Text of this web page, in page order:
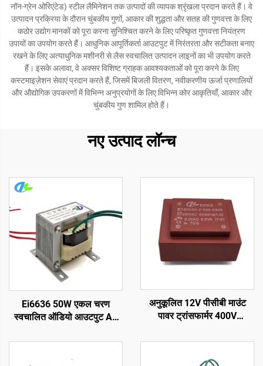
नॉन-ग्रेन ओरिएंटेड) स्टील लैमिनेशन तक उत्पादों की व्यापक श्रृंखला प्रदान करते हैं। वे
उत्पादन प्रक्रिया के दौरान चुंबकीय गुणों, आकार की शुद्धता और सतह की गुणवत्ता के लिए
कठोर उद्योग मानकों को पूरा करना सुनिश्चित करने के लिए परिष्कृत गुणवत्ता नियंत्रण
उपायों का उपयोग करते हैं। आधुनिक आपूर्तिकर्ता आउटपुट में निरंतरता और सटीकता बनाए
रखने के लिए अत्याधुनिक मशीनरी से लैस स्वचालित उत्पादन लाइनों का भी उपयोग करते
हैं। इसके अलावा, वे अक्सर विशिष्ट ग्राहक आवश्यकताओं को पूरा करने के लिए
कस्टमाइज़ेशन सेवाएं प्रदान करते हैं, जिसमें बिजली वितरण, नवीकरणीय ऊर्जा प्रणालियों
और औद्योगिक उपकरणों में विभिन्न अनुप्रयोगों के लिए विभिन्न कोर आकृतियाँ, आकार और
चुंबकीय गुण शामिल होते हैं।
नए उत्पाद लॉन्च
Ei6636 50W एकल चरण
स्वचालित ऑडियो आउटपुट AC
अनुकूलित 12V पीसीबी माउंट
पावर ट्रांसफार्मर 400V
इनपुट और 380V 24V 36V